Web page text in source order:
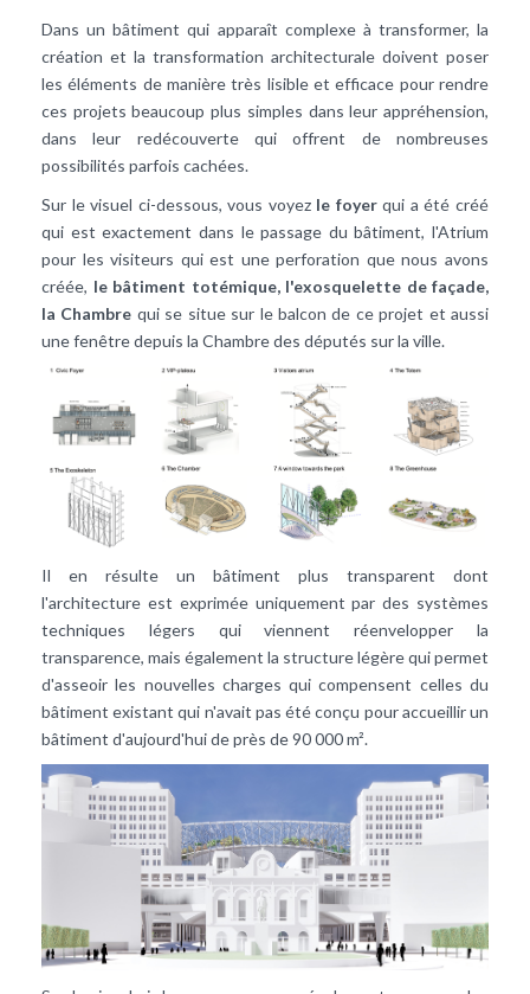
Dans un bâtiment qui apparaît complexe à transformer, la
création et la transformation architecturale doivent poser
les éléments de manière très lisible et efficace pour rendre
ces projets beaucoup plus simples dans leur appréhension,
dans leur redécouverte qui offrent de nombreuses
possibilités parfois cachées.
Sur le visuel ci-dessous, vous voyez le foyerqui a été créé
qui est exactement dans le passage du bâtiment, l'Atrium
pour les visiteurs qui est une perforation que nous avons
créée, le bâtiment totémique, l'exosquelette de façade,
la Chambre qui se situe sur le balcon de ce projet et aussi
une fenêtre depuis la Chambre des députés sur la ville.
Il en résulte un bâtiment plus transparent dont
l'architecture est exprimée uniquement par des systèmes
techniques légers qui viennent réenvelopper la
transparence, mais également la structure légère qui permet
d'asseoir les nouvelles charges qui compensent celles du
bâtiment existant qui n'avait pas été conçu pour accueillir un
bâtiment d'aujourd'hui de près de 90 000 m².